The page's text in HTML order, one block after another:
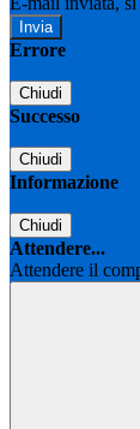
Errore
Chiudi
Successo
Chiudi
Informazione
Chiudi
Attendere...
Attendere il